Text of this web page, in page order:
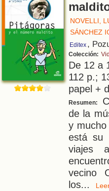
NOVELLI,
SÁNCHEZ
Editex ,
Colección:
De 12 a
112 p.;
papel +
Resumen:
de la
y
está su
viajes
vecino
los...